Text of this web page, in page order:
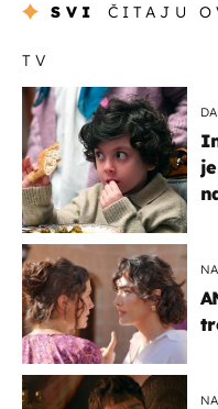
SVI ČITAJU
TV